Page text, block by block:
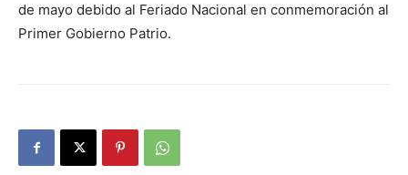
de mayo debido al Feriado Nacional en conmemoración al
Primer Gobierno Patrio.